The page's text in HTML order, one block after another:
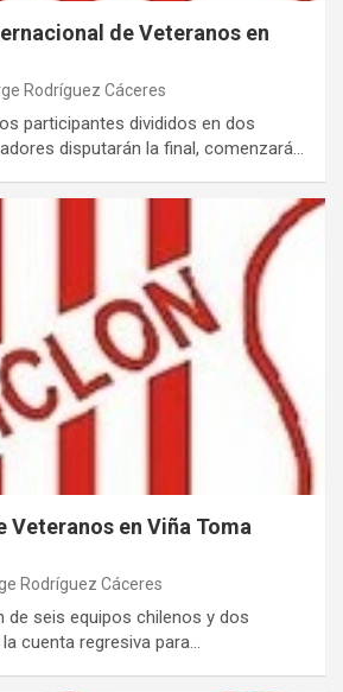
de Veteranos en
Rodríguez Cáceres
participantes divididos en dos
disputarán la final, comenzará…
Veteranos en Viña Toma
Rodríguez Cáceres
de seis equipos chilenos y dos
cuenta regresiva para…